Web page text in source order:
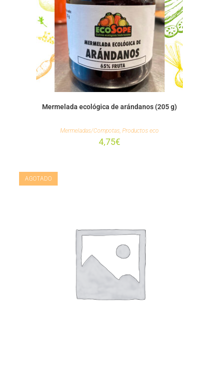
Mermelada ecológica de arándanos (205 g)
Mermeladas/Compotas, Productos eco
4,75€
AGOTADO